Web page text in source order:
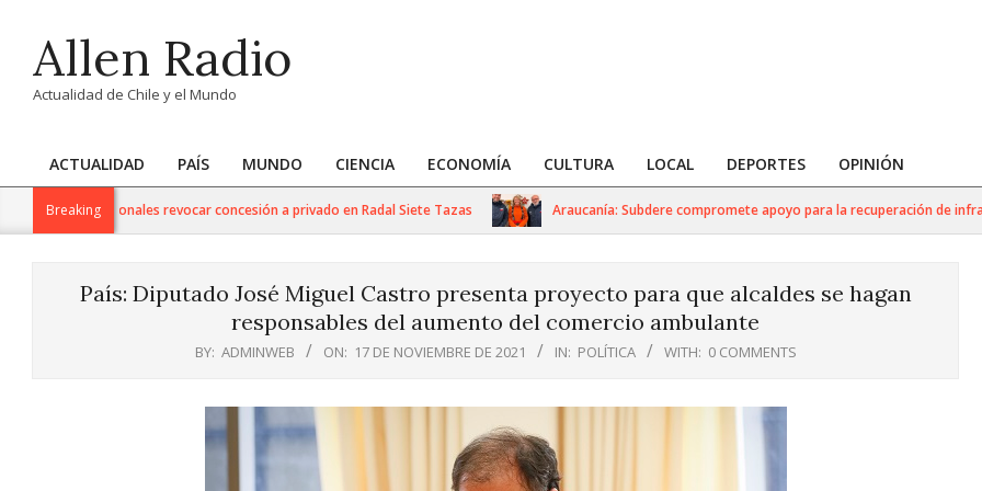
contentAllen Radio
Actualidad de Chile y el Mundo
Primary
Navigation
ACTUALIDAD PAÍS MUNDO CIENCIA ECONOMÍA CULTURA LOCAL DEPORTES OPINIÓN
Breaking
Bienes Nacionales revocar concesión a privado en Radal Siete Tazas Araucanía: Subdere compromete apoyo para la recuperación de
País: Diputado José Miguel Castro presenta proyecto para que alcaldes se hagan
responsables del aumento del comercio ambulante
BY: ADMINWEB ON: 17 DE NOVIEMBRE DE 2021 IN: POLÍTICA WITH: 0 COMMENTS